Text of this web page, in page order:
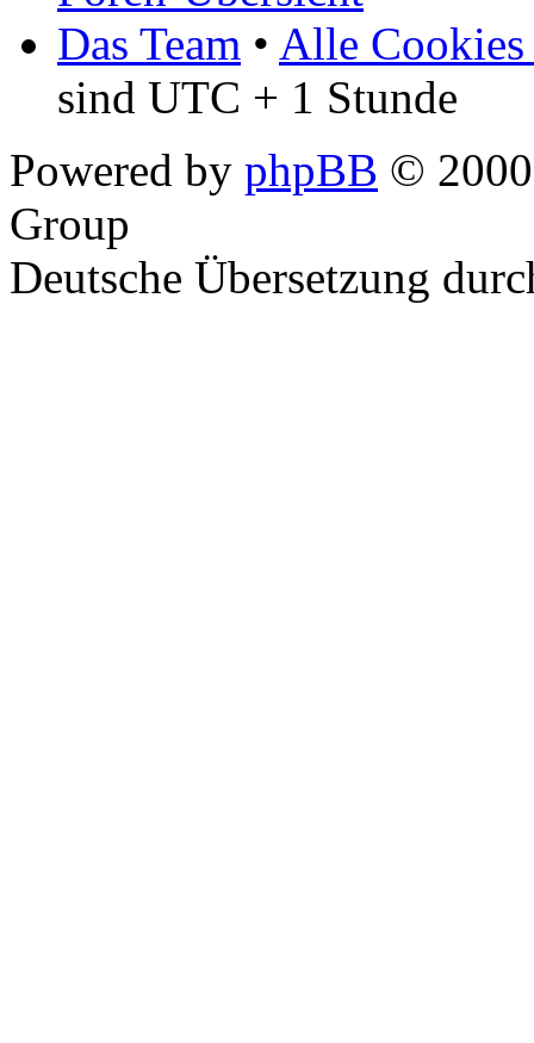
Das Team • Alle Cookies
sind UTC + 1 Stunde
Powered by phpBB ©
Group
Deutsche Übersetzung